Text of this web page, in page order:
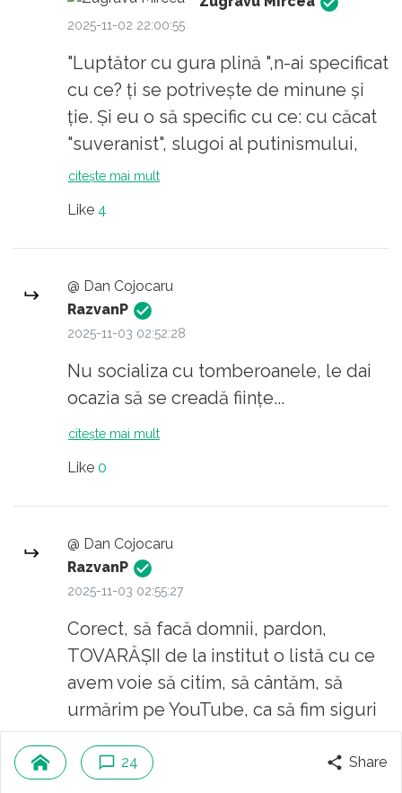
2025-11-02 22:00:55
"Luptător cu gura plină ",n-ai specificat
cu ce? ți se potrivește de minune și
ție. Și eu o să specific cu ce: cu căcat
"suveranist", slugoi al putinismului,
trădării și aservirea țării. Și vocabularul
caraghios, ești grețos. Idem și pentru
"câmpul tău de luptă-tastatura.
citește mai mult
Like 4
@ Dan Cojocaru
RazvanP
2025-11-03 02:52:28
Nu socializa cu tomberoanele, le dai
ocazia să se creadă ființe...
citește mai mult
Like 0
@ Dan Cojocaru
RazvanP
2025-11-03 02:55:27
Corect, să facă domnii, pardon,
TOVARĂȘII de la institut o listă cu ce
avem voie să citim, să cântăm, să
urmărim pe YouTube, ca să fim siguri
că respectăm "democrația și statul de
drept"!
Like0
24 Share